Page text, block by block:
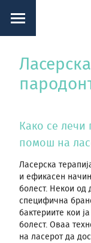
Како се лечи
помош на
Ласерска
и ефикасен
болест. Некои од
специфична
бактериите кои
болест. Оваа
на ласерот да